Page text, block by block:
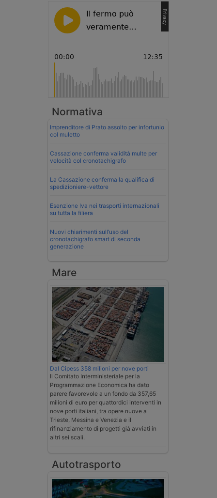
Normativa
Imprenditore di Prato assolto per infortunio
col muletto
Cassazione conferma validità multe per
velocità col cronotachigrafo
La Cassazione conferma la qualifica di
spedizioniere-vettore
Esenzione Iva nei trasporti internazionali
su tutta la filiera
Nuovi chiarimenti sull’uso del
cronotachigrafo smart di seconda
generazione
Mare
Dal Cipess 358 milioni per nove porti
Il Comitato Interministeriale per la
Programmazione Economica ha dato
parere favorevole a un fondo da 357,65
milioni di euro per quattordici interventi in
nove porti italiani, tra opere nuove a
Trieste, Messina e Venezia e il
rifinanziamento di progetti già avviati in
altri sei scali.
Autotrasporto